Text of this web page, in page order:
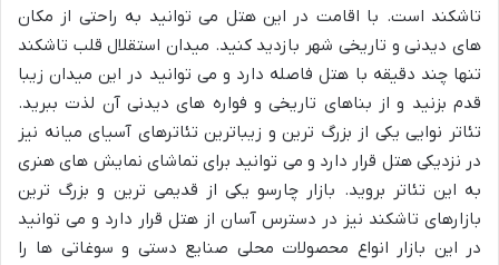
تاشکند است. با اقامت در این هتل می توانید به راحتی از مکان
های دیدنی و تاریخی شهر بازدید کنید. میدان استقلال قلب تاشکند
تنها چند دقیقه با هتل فاصله دارد و می توانید در این میدان زیبا
قدم بزنید و از بناهای تاریخی و فواره های دیدنی آن لذت ببرید.
تئاتر نوایی یکی از بزرگ ترین و زیباترین تئاترهای آسیای میانه نیز
در نزدیکی هتل قرار دارد و می توانید برای تماشای نمایش های هنری
به این تئاتر بروید. بازار چارسو یکی از قدیمی ترین و بزرگ ترین
بازارهای تاشکند نیز در دسترس آسان از هتل قرار دارد و می توانید
در این بازار انواع محصولات محلی صنایع دستی و سوغاتی ها را